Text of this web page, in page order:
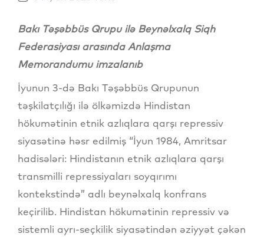
Bakı Təşəbbüs Qrupu ilə Beynəlxalq Siqh
Federasiyası arasında Anlaşma
Memorandumu imzalanıb
İyunun 3-də Bakı Təşəbbüs Qrupunun
təşkilatçılığı ilə ölkəmizdə Hindistan
hökumətinin etnik azlıqlara qarşı repressiv
siyasətinə həsr edilmiş “İyun 1984, Amritsar
hadisələri: Hindistanın etnik azlıqlara qarşı
transmilli repressiyaları soyqırımı
kontekstində” adlı beynəlxalq konfrans
keçirilib. Hindistan hökumətinin repressiv və
sistemli ayrı-seçkilik siyasətindən əziyyət çəkən